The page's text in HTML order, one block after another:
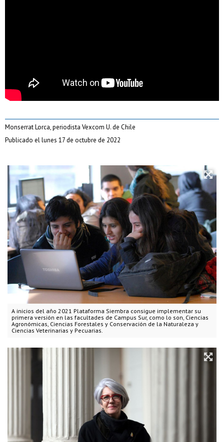
A inicios del año 2021 Plataforma Siembra consigue implementar su
primera versión en las facultades de Campus Sur, como lo son, Ciencias
Agronómicas, Ciencias Forestales y Conservación de la Naturaleza y
Ciencias Veterinarias y Pecuarias.
Monserrat Lorca, periodista Vexcom U. de Chile
Publicado el lunes 17 de octubre de 2022